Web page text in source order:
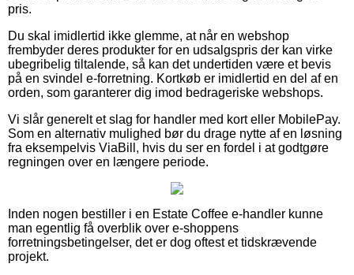
pris.
Du skal imidlertid ikke glemme, at når en webshop
frembyder deres produkter for en udsalgspris der kan virke
ubegribelig tiltalende, så kan det undertiden være et bevis
på en svindel e-forretning. Kortkøb er imidlertid en del af en
orden, som garanterer dig imod bedrageriske webshops.
Vi slår generelt et slag for handler med kort eller MobilePay.
Som en alternativ mulighed bør du drage nytte af en løsning
fra eksempelvis ViaBill, hvis du ser en fordel i at godtgøre
regningen over en længere periode.
Inden nogen bestiller i en Estate Coffee e-handler kunne
man egentlig få overblik over e-shoppens
forretningsbetingelser, det er dog oftest et tidskrævende
projekt.